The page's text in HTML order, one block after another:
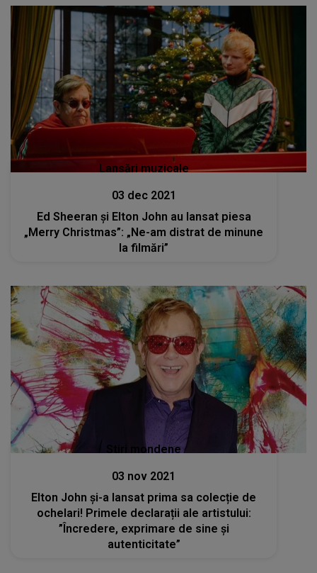
Lansări muzicale
03 dec 2021
Ed Sheeran și Elton John au lansat piesa
„Merry Christmas”: „Ne-am distrat de minune
la filmări”
Stiri mondene
03 nov 2021
Elton John și-a lansat prima sa colecție de
ochelari! Primele declarații ale artistului:
”Încredere, exprimare de sine și
autenticitate”